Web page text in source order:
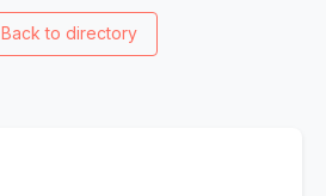
Back to directory